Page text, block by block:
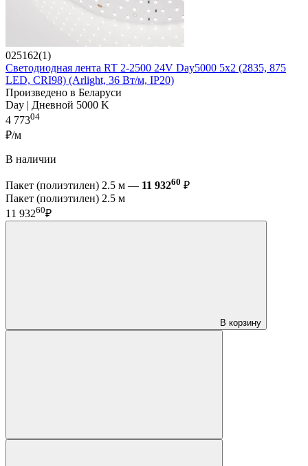
025162(1)
Светодиодная лента RT 2-2500 24V Day5000 5x2 (2835, 875
LED, CRI98) (Arlight, 36 Вт/м, IP20)
Произведено в Беларуси
Day | Дневной 5000 K
4 77304
₽/м
В наличии
Пакет (полиэтилен) 2.5 м — 11 93260 ₽
Пакет (полиэтилен) 2.5 м
11 93260₽
В корзину